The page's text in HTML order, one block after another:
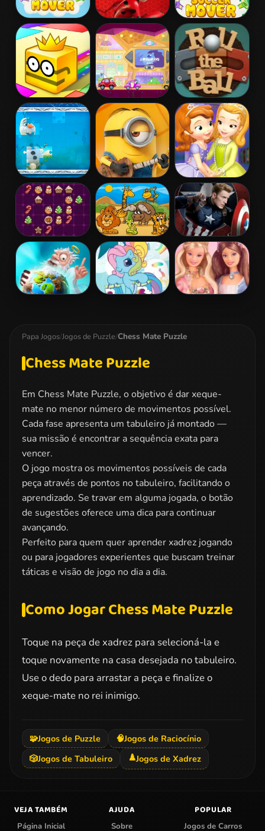
Soccer Mover Miraculous
Ladybug Puzzle
Soccer Mover
2015
Paper.io 2 Wheely 6:
Fairytale
Roll The Ball
Online
Frozen Jigsaw
Puzzle
Minion Jigsaw
Puzzle
Sofia And
Friends Jigsaw
Puzzle
Drop Match 3 Kids Puzzle Captain
America Civil
War Jigsaw
Papa Jogos/Jogos de Puzzle/Chess Mate Puzzle
Chess Mate Puzzle
Em Chess Mate Puzzle, o objetivo é dar xeque-
mate no menor número de movimentos possível.
Cada fase apresenta um tabuleiro já montado —
sua missão é encontrar a sequência exata para
vencer.
O jogo mostra os movimentos possíveis de cada
peça através de pontos no tabuleiro, facilitando o
aprendizado. Se travar em alguma jogada, o botão
de sugestões oferece uma dica para continuar
avançando.
Perfeito para quem quer aprender xadrez jogando
ou para jogadores experientes que buscam treinar
táticas e visão de jogo no dia a dia.
Como Jogar Chess Mate Puzzle
Toque na peça de xadrez para selecioná-la e
toque novamente na casa desejada no tabuleiro.
Use o dedo para arrastar a peça e finalize o
xeque-mate no rei inimigo.
🧩Jogos de Puzzle 🧠Jogos de Raciocínio
🎲Jogos de Tabuleiro ♟️Jogos de Xadrez
VEJA TAMBÉM
Página Inicial
AJUDA
Sobre
POPULAR
Jogos de Carros